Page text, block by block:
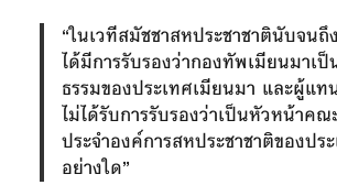
“ในเวทีสมัชชาสหประชาชาตินับจน
ได้มีการรับรองว่ากองทัพเมียนมาเ
ธรรมของประเทศเมียนมา และผู้แ
ไม่ได้รับการรับรองว่าเป็นหัวหน้าค
ประจำองค์การสหประชาชาติของปร
อย่างใด”